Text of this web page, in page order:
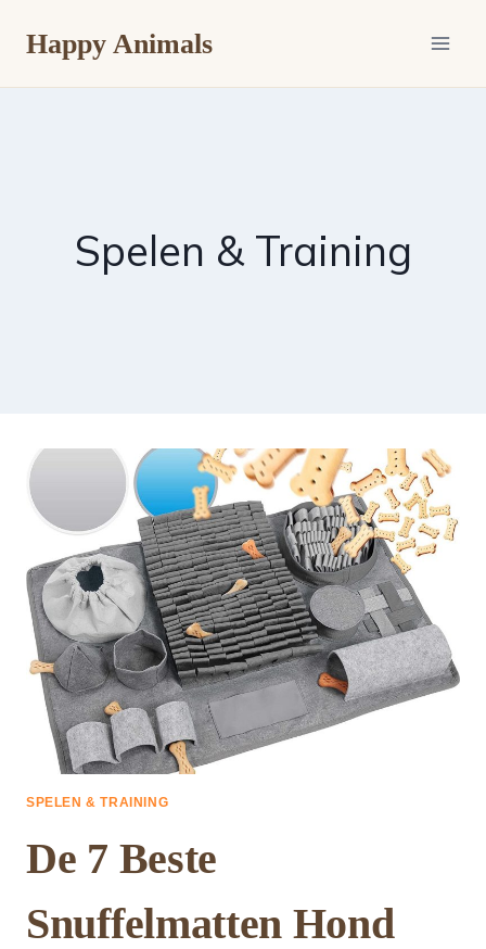
naarHappy Animals
Spelen & Training
SPELEN & TRAINING
De 7 Beste
Snuffelmatten Hond